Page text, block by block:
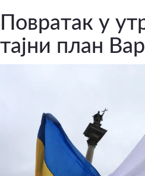
Повратак у
тајни план